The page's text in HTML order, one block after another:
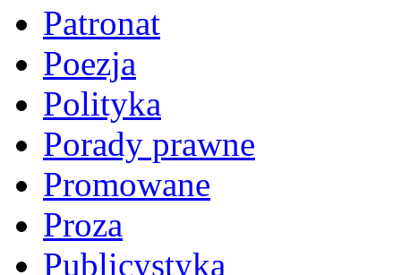
Patronat
Poezja
Polityka
Porady prawne
Promowane
Proza
Publicystyka